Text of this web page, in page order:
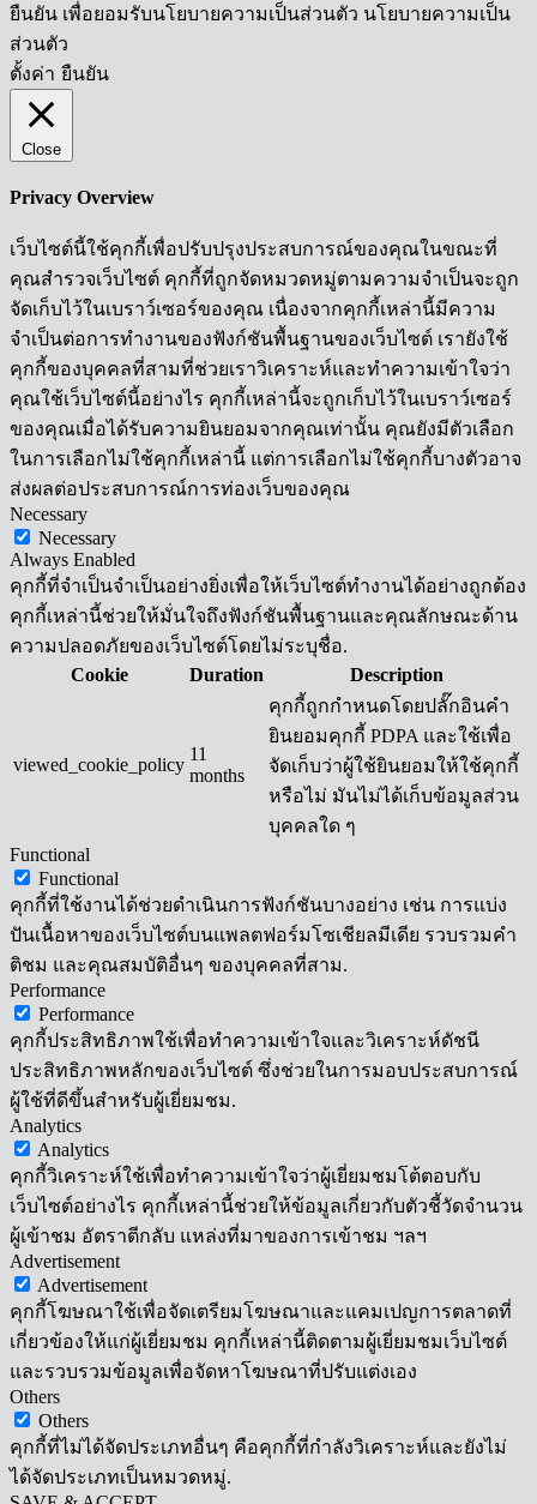
ยืนยัน เพื่อยอมรับนโยบายความเป็นส่วนตัว นโยบายความเป็น
ส่วนตัว
ตั้งค่า ยืนยัน
Close
Privacy Overview
เว็บไซต์นี้ใช้คุกกี้เพื่อปรับปรุงประสบการณ์ของคุณในขณะที่
คุณสำรวจเว็บไซต์ คุกกี้ที่ถูกจัดหมวดหมู่ตามความจำเป็นจะถูก
จัดเก็บไว้ในเบราว์เซอร์ของคุณ เนื่องจากคุกกี้เหล่านี้มีความ
จำเป็นต่อการทำงานของฟังก์ชันพื้นฐานของเว็บไซต์ เรายังใช้
คุกกี้ของบุคคลที่สามที่ช่วยเราวิเคราะห์และทำความเข้าใจว่า
คุณใช้เว็บไซต์นี้อย่างไร คุกกี้เหล่านี้จะถูกเก็บไว้ในเบราว์เซอร์
ของคุณเมื่อได้รับความยินยอมจากคุณเท่านั้น คุณยังมีตัวเลือก
ในการเลือกไม่ใช้คุกกี้เหล่านี้ แต่การเลือกไม่ใช้คุกกี้บางตัวอาจ
ส่งผลต่อประสบการณ์การท่องเว็บของคุณ
Necessary
Necessary
Always Enabled
คุกกี้ที่จำเป็นจำเป็นอย่างยิ่งเพื่อให้เว็บไซต์ทำงานได้อย่างถูกต้อง
คุกกี้เหล่านี้ช่วยให้มั่นใจถึงฟังก์ชันพื้นฐานและคุณลักษณะด้าน
ความปลอดภัยของเว็บไซต์โดยไม่ระบุชื่อ.
Cookie
Duration Description
viewed_cookie_policy
11
months
คุกกี้ถูกกำหนดโดยปลั๊กอินคำ
ยินยอมคุกกี้ PDPA และใช้เพื่อ
จัดเก็บว่าผู้ใช้ยินยอมให้ใช้คุกกี้
หรือไม่ มันไม่ได้เก็บข้อมูลส่วน
บุคคลใด ๆ
Functional
Functional
คุกกี้ที่ใช้งานได้ช่วยดำเนินการฟังก์ชันบางอย่าง เช่น การแบ่ง
ปันเนื้อหาของเว็บไซต์บนแพลตฟอร์มโซเชียลมีเดีย รวบรวมคำ
ติชม และคุณสมบัติอื่นๆ ของบุคคลที่สาม.
Performance
Performance
คุกกี้ประสิทธิภาพใช้เพื่อทำความเข้าใจและวิเคราะห์ดัชนี
ประสิทธิภาพหลักของเว็บไซต์ ซึ่งช่วยในการมอบประสบการณ์
ผู้ใช้ที่ดีขึ้นสำหรับผู้เยี่ยมชม.
Analytics
Analytics
คุกกี้วิเคราะห์ใช้เพื่อทำความเข้าใจว่าผู้เยี่ยมชมโต้ตอบกับ
เว็บไซต์อย่างไร คุกกี้เหล่านี้ช่วยให้ข้อมูลเกี่ยวกับตัวชี้วัดจำนวน
ผู้เข้าชม อัตราตีกลับ แหล่งที่มาของการเข้าชม ฯลฯ
Advertisement
Advertisement
คุกกี้โฆษณาใช้เพื่อจัดเตรียมโฆษณาและแคมเปญการตลาดที่
เกี่ยวข้องให้แก่ผู้เยี่ยมชม คุกกี้เหล่านี้ติดตามผู้เยี่ยมชมเว็บไซต์
และรวบรวมข้อมูลเพื่อจัดหาโฆษณาที่ปรับแต่งเอง
Others
Others
คุกกี้ที่ไม่ได้จัดประเภทอื่นๆ คือคุกกี้ที่กำลังวิเคราะห์และยังไม่
ได้จัดประเภทเป็นหมวดหมู่.